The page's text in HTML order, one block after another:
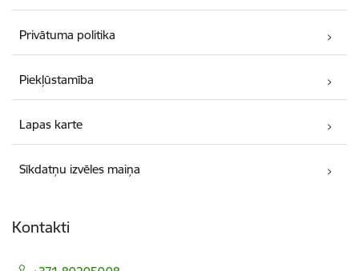
Privātuma politika
Piekļūstamība
Lapas karte
Sīkdatņu izvēles maiņa
Kontakti